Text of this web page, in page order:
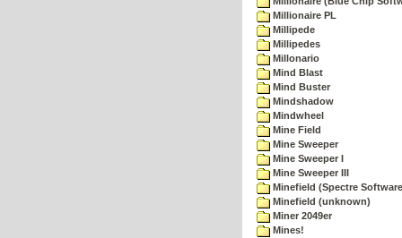
Millionaire PL
Millipede
Millipedes
Millonario
Mind Blast
Mind Buster
Mindshadow
Mindwheel
Mine Field
Mine Sweeper
Mine Sweeper I
Mine Sweeper III
Minefield (Spectre
Minefield (unknown)
Miner 2049er
Mines!